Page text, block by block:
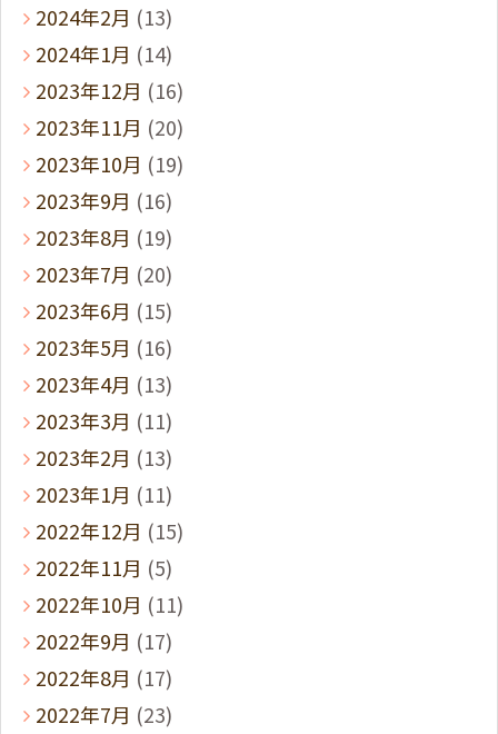
2024年2月 (13)
2024年1月 (14)
2023年12月 (16)
2023年11月 (20)
2023年10月 (19)
2023年9月 (16)
2023年8月 (19)
2023年7月 (20)
2023年6月 (15)
2023年5月 (16)
2023年4月 (13)
2023年3月 (11)
2023年2月 (13)
2023年1月 (11)
2022年12月 (15)
2022年11月 (5)
2022年10月 (11)
2022年9月 (17)
2022年8月 (17)
2022年7月 (23)